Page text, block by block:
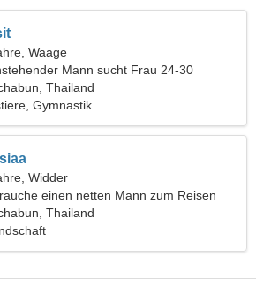
Waage
Mann sucht Frau 24-30
Thailand
Gymnastik
Widder
einen netten Mann zum Reisen
Thailand